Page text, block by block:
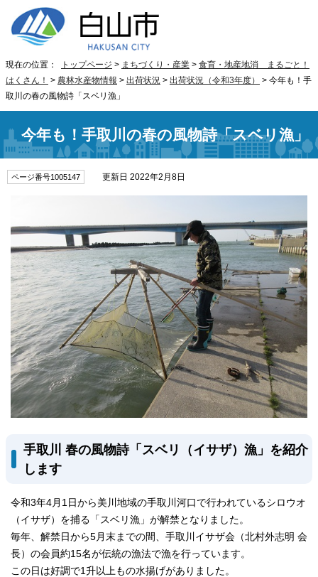
現在の位置： トップページ > まちづくり・産業 > 食育・地産地消 まるごと！
はくさん！ > 農林水産物情報 > 出荷状況 > 出荷状況（令和3年度）
> 今年も！手
取川の春の風物詩「スベリ漁」
今年も！手取川の春の風物詩「スベリ漁」
ページ番号1005147 更新日 2022年2月8日
手取川 春の風物詩「スベリ（イサザ）漁」を紹介
します
令和3年4月1日から美川地域の手取川河口で行われているシロウオ
（イサザ）を捕る「スベリ漁」が解禁となりました。
毎年、解禁日から5月末までの間、手取川イサザ会（北村外志明 会
長）の会員約15名が伝統の漁法で漁を行っています。
この日は好調で1升以上もの水揚げがありました。